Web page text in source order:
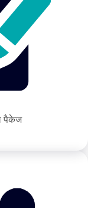
पैकेज